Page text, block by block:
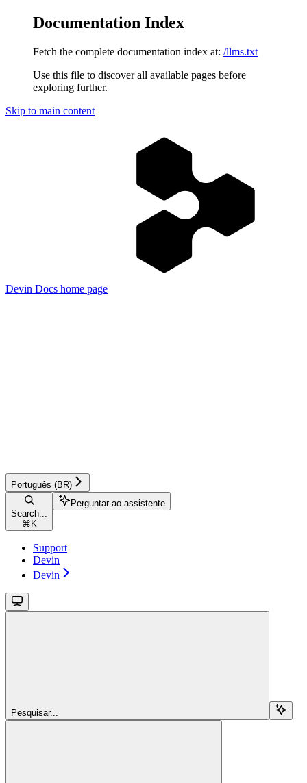
Documentation Index
Fetch the complete documentation index at: /llms.txt
Use this file to discover all available pages before
exploring further.
Skip to main content
Devin Docs home page
Português (BR)
Search...
⌘ K
Perguntar ao assistente
Support
Devin
Devin
Pesquisar...